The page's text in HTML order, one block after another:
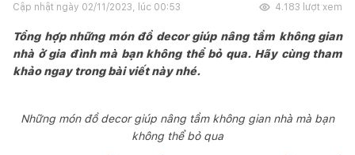
Cập nhật ngày 02/11/2023, lúc 00:53 4.183 lượt xem
Tổng hợp những món đồ decor giúp nâng tầm không gian
nhà ở gia đình mà bạn không thể bỏ qua. Hãy cùng tham
khảo ngay trong bài viết này nhé.
Những món đồ decor giúp nâng tầm không gian nhà mà bạn
không thể bỏ qua